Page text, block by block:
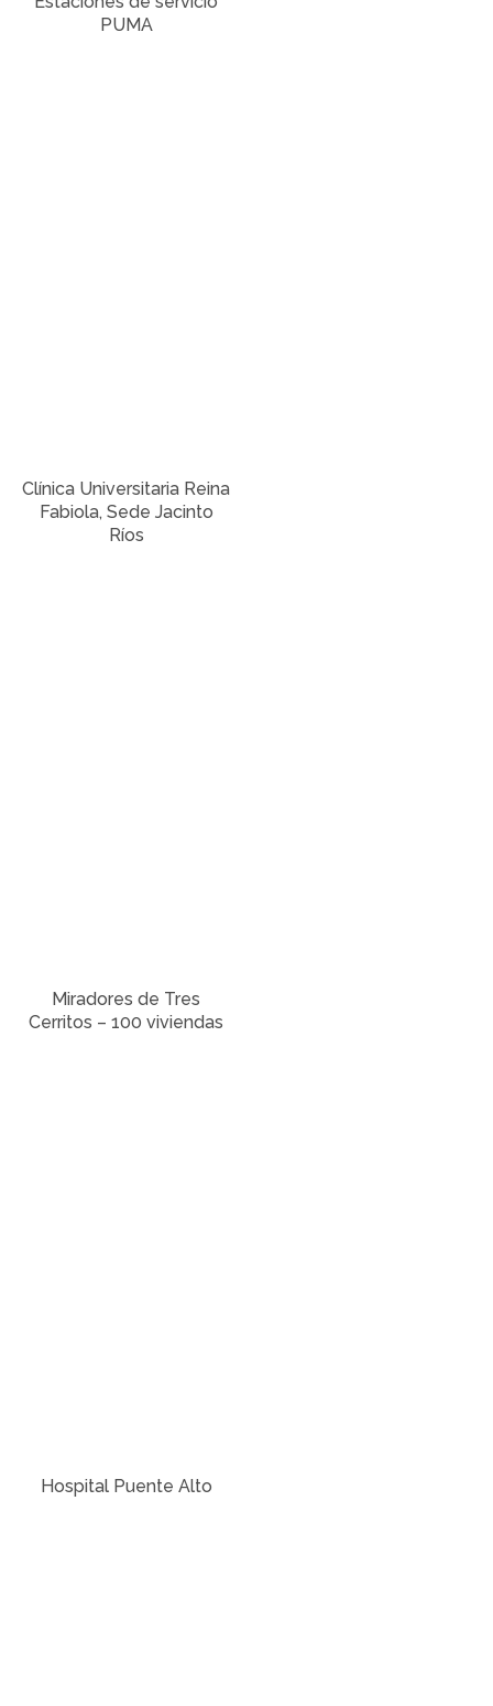
PUMA
Clínica Universitaria Reina
Fabiola, Sede Jacinto
Ríos
Miradores de Tres
Cerritos – 100 viviendas
Hospital Puente Alto